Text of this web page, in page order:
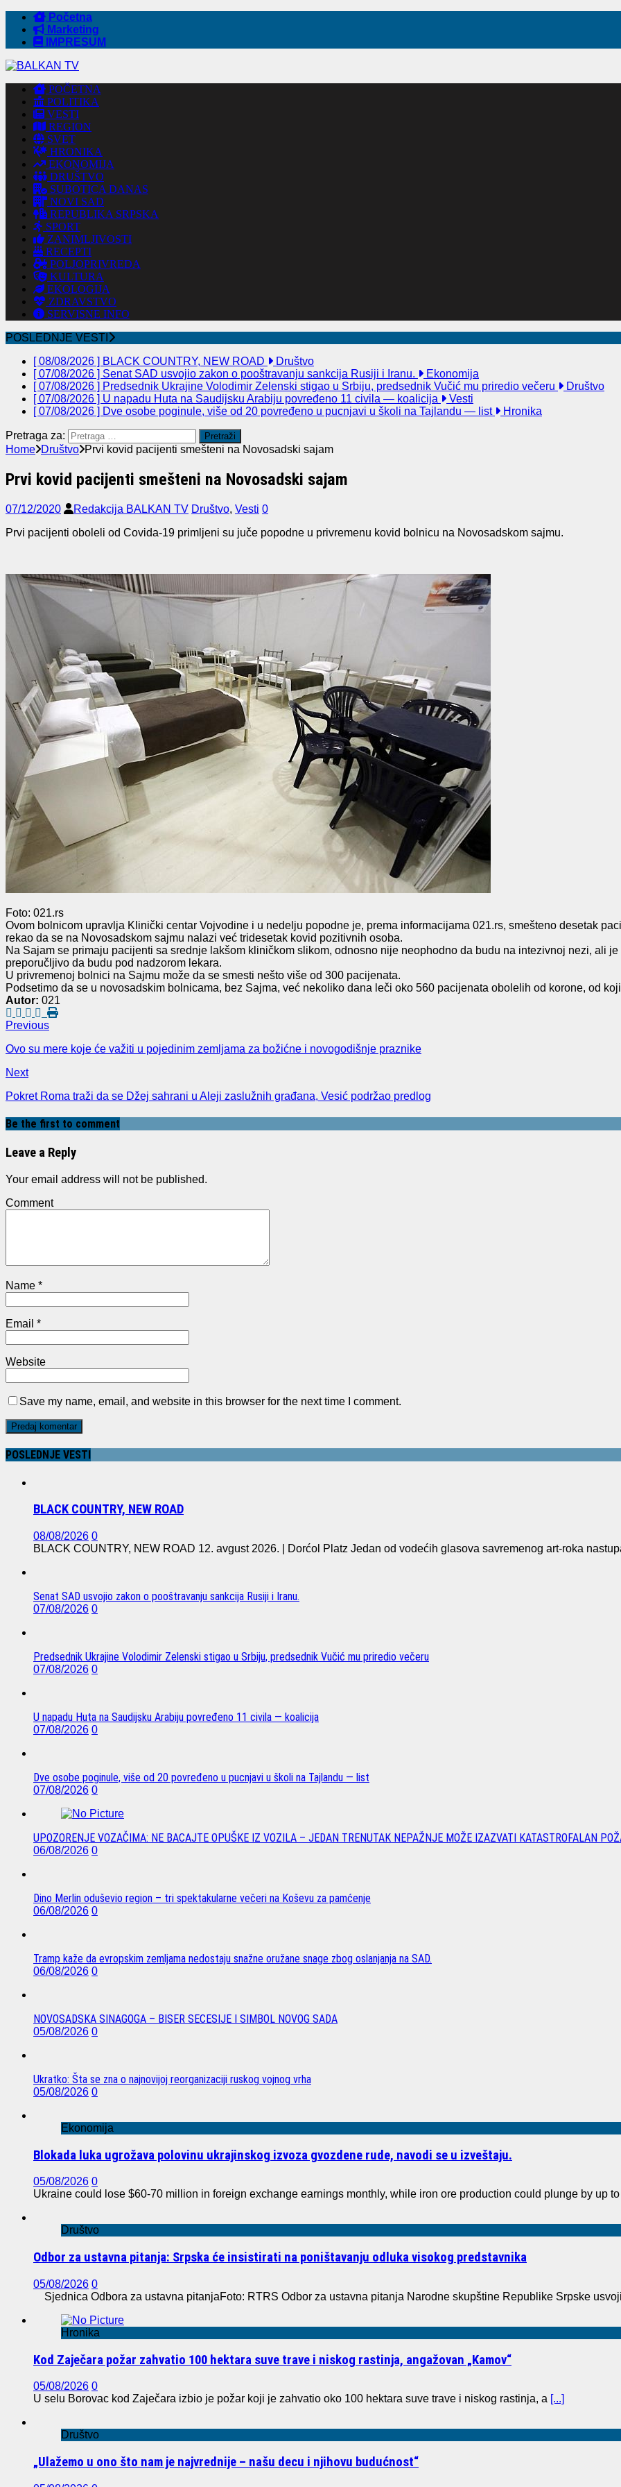
Početna
Marketing
IMPRESUM
POČETNA
POLITIKA
VESTI
REGION
SVET
HRONIKA
EKONOMIJA
DRUŠTVO
SUBOTICA DANAS
NOVI SAD
REPUBLIKA SRPSKA
SPORT
ZANIMLJIVOSTI
RECEPTI
POLJOPRIVREDA
KULTURA
EKOLOGIJA
ZDRAVSTVO
SERVISNE INFO
POSLEDNJE VESTI
[ 08/08/2026 ] BLACK COUNTRY, NEW ROAD
Društvo
[ 07/08/2026 ] Senat SAD usvojio zakon o pooštravanju sankcija Rusiji i Iranu.
Ekonomija
[ 07/08/2026 ] Predsednik Ukrajine Volodimir Zelenski stigao u Srbiju, predsednik Vučić mu priredio večeru
Društvo
[ 07/08/2026 ] U napadu Huta na Saudijsku Arabiju povređeno 11 civila — koalicija
Vesti
[ 07/08/2026 ] Dve osobe poginule, više od 20 povređeno u pucnjavi u školi na Tajlandu — list Hronika
Pretraga za:
Home Društvo Prvi kovid pacijenti smešteni na Novosadski sajam
Prvi kovid pacijenti smešteni na Novosadski sajam
07/12/2020 Redakcija BALKAN TV Društvo, Vesti 0
Prvi pacijenti oboleli od Covida-19 primljeni su juče popodne u privremenu kovid bolnicu na Novosadskom sajmu.
Foto: 021.rs
Ovom bolnicom upravlja Klinički centar Vojvodine i u nedelju popodne je, prema informacijama 021.rs, smešteno desetak
rekao da se na Novosadskom sajmu nalazi već tridesetak kovid pozitivnih osoba.
Na Sajam se primaju pacijenti sa srednje lakšom kliničkom slikom, odnosno nije neophodno da budu na intezivnoj nezi, ali
preporučljivo da budu pod nadzorom lekara.
U privremenoj bolnici na Sajmu može da se smesti nešto više od 300 pacijenata.
Podsetimo da se u novosadskim bolnicama, bez Sajma, već nekoliko dana leči oko 560 pacijenata obolelih od korone, od
Autor: 021
Previous
Ovo su mere koje će važiti u pojedinim zemljama za božićne i novogodišnje praznike
Next
Pokret Roma traži da se Džej sahrani u Aleji zaslužnih građana, Vesić podržao predlog
Be the first to comment
Leave a Reply
Your email address will not be published.
Comment
Name *
Email *
Website
Save my name, email, and website in this browser for the next time I comment.
POSLEDNJE VESTI
BLACK COUNTRY, NEW ROAD
08/08/2026 0
BLACK COUNTRY, NEW ROAD 12. avgust 2026. | Dorćol Platz Jedan od vodećih glasova savremenog art-roka
Senat SAD usvojio zakon o pooštravanju sankcija Rusiji i Iranu.
07/08/2026 0
Predsednik Ukrajine Volodimir Zelenski stigao u Srbiju, predsednik Vučić mu priredio večeru
07/08/2026 0
U napadu Huta na Saudijsku Arabiju povređeno 11 civila — koalicija
07/08/2026 0
Dve osobe poginule, više od 20 povređeno u pucnjavi u školi na Tajlandu — list
07/08/2026 0
UPOZORENJE VOZAČIMA: NE BACAJTE OPUŠKE IZ VOZILA – JEDAN TRENUTAK NEPAŽNJE MOŽE IZAZVATI KATASTROFALAN
06/08/2026 0
Dino Merlin oduševio region – tri spektakularne večeri na Koševu za pamćenje
06/08/2026 0
Tramp kaže da evropskim zemljama nedostaju snažne oružane snage zbog oslanjanja na SAD.
06/08/2026 0
NOVOSADSKA SINAGOGA – BISER SECESIJE I SIMBOL NOVOG SADA
05/08/2026 0
Ukratko: Šta se zna o najnovijoj reorganizaciji ruskog vojnog vrha
05/08/2026 0
Ekonomija
Blokada luka ugrožava polovinu ukrajinskog izvoza gvozdene rude, navodi se u izveštaju.
05/08/2026 0
Ukraine could lose $60-70 million in foreign exchange earnings monthly, while iron ore production could plunge by up
Društvo
Odbor za ustavna pitanja: Srpska će insistirati na poništavanju odluka visokog predstavnika
05/08/2026 0
Sjednica Odbora za ustavna pitanjaFoto: RTRS Odbor za ustavna pitanja Narodne skupštine Republike Srpske
Hronika
Kod Zaječara požar zahvatio 100 hektara suve trave i niskog rastinja, angažovan „Kamov“
05/08/2026 0
U selu Borovac kod Zaječara izbio je požar koji je zahvatio oko 100 hektara suve trave i niskog rastinja, a [...]
Društvo
„Ulažemo u ono što nam je najvrednije – našu decu i njihovu budućnost“